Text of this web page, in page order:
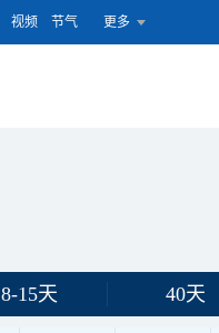
视频 节气 更多
8-15天 40天